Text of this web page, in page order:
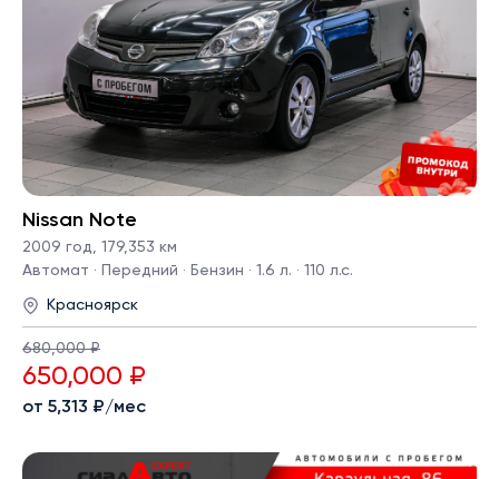
Nissan Note
2009 год, 179,353 км
Автомат · Передний · Бензин · 1.6 л. · 110 л.с.
Красноярск
680,000 ₽
650,000 ₽
от 5,313 ₽/мес